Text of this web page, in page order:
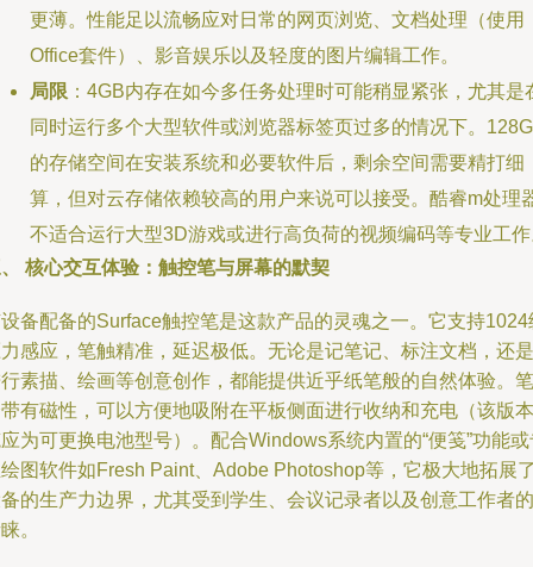
更薄。性能足以流畅应对日常的网页浏览、文档处理（使用
Office套件）、影音娱乐以及轻度的图片编辑工作。
局限 ：4GB内存在如今多任务处理时可能稍显紧张，尤其是
同时运行多个大型软件或浏览器标签页过多的情况下。
的存储空间在安装系统和必要软件后，剩余空间需要精打细
算，但对云存储依赖较高的用户来说可以接受。酷睿m处理
不适合运行大型3D游戏或进行高负荷的视频编码等专业工
核心交互体验：触控笔与屏幕的默契
备配备的Surface触控笔是这款产品的灵魂之一。它支持1024
感应，笔触精准，延迟极低。无论是记笔记、标注文档，还是
素描、绘画等创意创作，都能提供近乎纸笔般的自然体验。笔
有磁性，可以方便地吸附在平板侧面进行收纳和充电（该版本
为可更换电池型号）。配合Windows系统内置的“便笺”功能
图软件如Fresh Paint、Adobe Photoshop等，它极大地拓展
的生产力边界，尤其受到学生、会议记录者以及创意工作者的
。